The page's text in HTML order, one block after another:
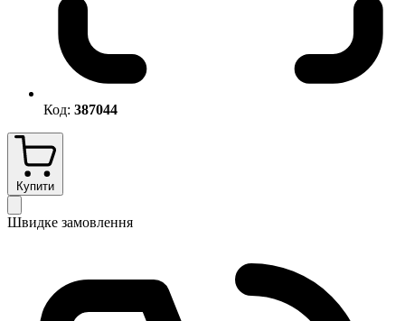
Код: 387044
Купити
Швидке замовлення